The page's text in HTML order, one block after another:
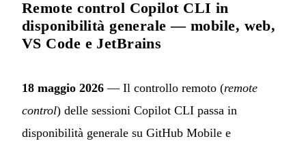
Remote control Copilot CLI in
disponibilità generale — mobile, web,
VS Code e JetBrains
18 maggio 2026 — Il controllo remoto (remote
control) delle sessioni Copilot CLI passa in
disponibilità generale su GitHub Mobile e